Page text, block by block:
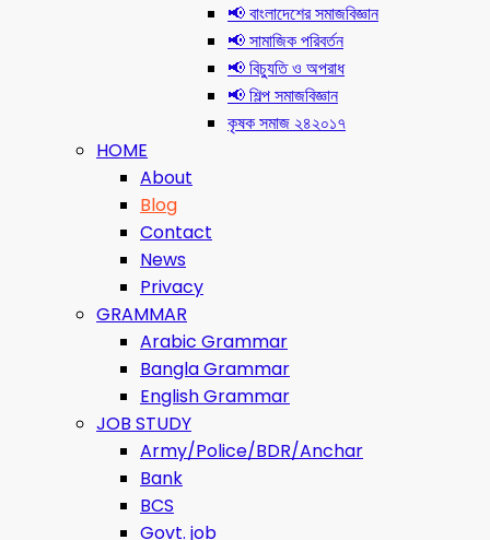
📢 বাংলাদেশের সমাজবিজ্ঞান
📢 সামাজিক পরিবর্তন
📢 বিচ্যুতি ও অপরাধ
📢 শিল্প সমাজবিজ্ঞান
কৃষক সমাজ ২৪২০১৭
HOME
About
Blog
Contact
News
Privacy
GRAMMAR
Arabic Grammar
Bangla Grammar
English Grammar
JOB STUDY
Army/Police/BDR/Anchar
Bank
BCS
Govt. job